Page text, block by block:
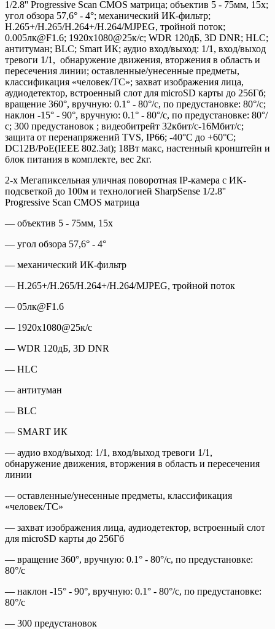
1/2.8'' Progressive Scan CMOS матрица; объектив 5 - 75мм, 15x;
угол обзора 57,6° - 4°; механический ИК-фильтр;
H.265+/H.265/H.264+/H.264/MJPEG, тройной поток;
0.005лк@F1.6; 1920х1080@25к/с; WDR 120дБ, 3D DNR; HLC;
антитуман; BLC; Smart ИК; аудио вход/выход: 1/1, вход/выход
тревоги 1/1, обнаружение движения, вторжения в область и
пересечения линии; оставленные/унесенные предметы,
классификация «человек/ТС»; захват изображения лица,
аудиодетектор, встроенный слот для microSD карты до 256Гб;
вращение 360°, вручную: 0.1° - 80°/с, по предустановке: 80°/с;
наклон -15° - 90°, вручную: 0.1° - 80°/с, по предустановке: 80°/
с; 300 предустановок ; видеобитрейт 32кбит/с-16Мбит/с;
защита от перенапряжений TVS, IP66; -40°C до +60°C;
DC12В/PoE(IEEE 802.3at); 18Вт макс, настенный кронштейн и
блок питания в комплекте, вес 2кг.
2-х Мегапиксельная уличная поворотная IP-камера с ИК-
подсветкой до 100м и технологией SharpSense 1/2.8''
Progressive Scan CMOS матрица
— объектив 5 - 75мм, 15x
— угол обзора 57,6° - 4°
— механический ИК-фильтр
— H.265+/H.265/H.264+/H.264/MJPEG, тройной поток
— 05лк@F1.6
— 1920х1080@25к/с
— WDR 120дБ, 3D DNR
— HLC
— антитуман
— BLC
— SMART ИК
— аудио вход/выход: 1/1, вход/выход тревоги 1/1,
обнаружение движения, вторжения в область и пересечения
линии
— оставленные/унесенные предметы, классификация
«человек/ТС»
— захват изображения лица, аудиодетектор, встроенный слот
для microSD карты до 256Гб
— вращение 360°, вручную: 0.1° - 80°/с, по предустановке:
80°/с
— наклон -15° - 90°, вручную: 0.1° - 80°/с, по предустановке:
80°/с
— 300 предустановок